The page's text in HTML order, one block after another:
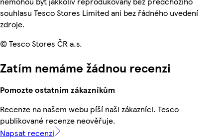
souhlasu Tesco Stores Limited ani bez řádného uvedení
zdroje.
© Tesco Stores ČR a.s.
Zatím nemáme žádnou recenzi
Pomozte ostatním zákazníkům
Recenze na našem webu píší naši zákazníci. Tesco
publikované recenze neověřuje.
Napsat recenzi